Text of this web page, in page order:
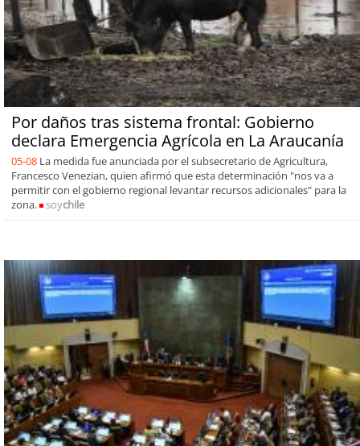
Por daños tras sistema frontal: Gobierno
declara Emergencia Agrícola en La Araucanía
05-08 La medida fue anunciada por el subsecretario de Agricultura,
Francesco Venezian, quien afirmó que esta determinación "nos va a
permitir con el gobierno regional levantar recursos adicionales" para la
zona.
soychile